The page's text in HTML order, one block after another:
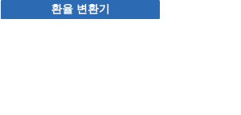
환율 변환기